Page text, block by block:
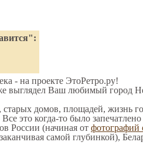
- на проекте ЭтоРетро.ру!
выглядел Ваш любимый город
домов, площадей, жизнь
это когда-то было запечатлено
России (начиная от фотографий
самой глубинкой),